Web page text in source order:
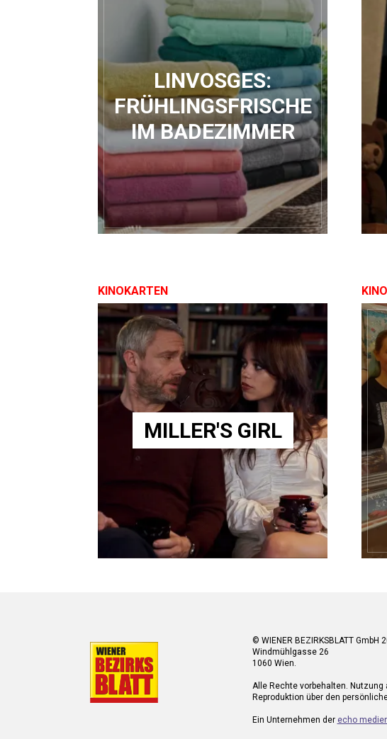
LINVOSGES:
FRÜHLINGSFRISCHE
IM BADEZIMMER
KINOKARTEN
MILLER'S GIRL
© WIENER BEZIRKSBLATT GmbH
Windmühlgasse 26
1060 Wien.
Alle Rechte vorbehalten.
Reproduktion über den
Ein Unternehmen der echo